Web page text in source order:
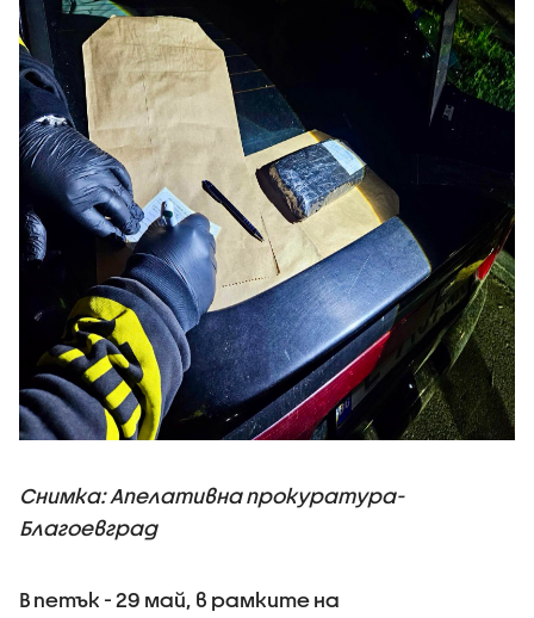
Снимка: Апелативна прокуратура-
Благоевград
В петък - 29 май, в рамките на